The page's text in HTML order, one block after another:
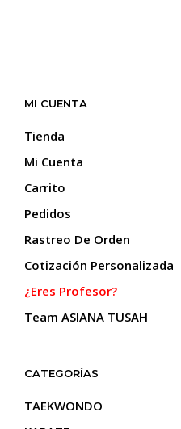
MI CUENTA
Tienda
Mi Cuenta
Carrito
Pedidos
Rastreo De Orden
Cotización Personalizada
¿Eres Profesor?
Team ASIANA TUSAH
CATEGORÍAS
TAEKWONDO